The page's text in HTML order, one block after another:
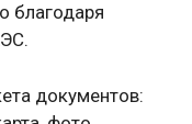
благодаря
документов: